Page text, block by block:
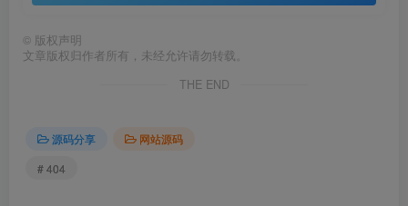
© 版权声明
文章版权归作者所有，未经允许请勿转载。
THE END
源码分享
网站源码
# 404